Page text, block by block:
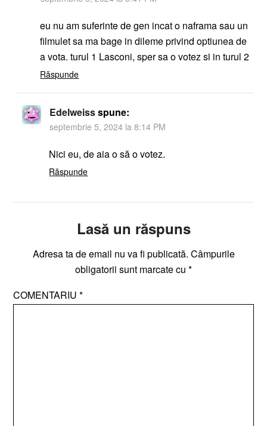
eu nu am suferinte de gen incat o naframa sau un
filmulet sa ma bage in dileme privind optiunea de
a vota. turul 1 Lasconi, sper sa o votez si in turul 2
Răspunde
Edelweissspune:
septembrie 5, 2024 la 8:14 PM
Nici eu, de aia o să o votez.
Răspunde
Lasă un răspuns
Adresa ta de email nu va fi publicată. Câmpurile
obligatorii sunt marcate cu *
COMENTARIU*